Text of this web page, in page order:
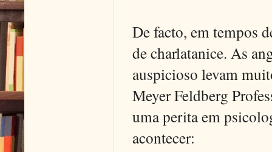
De facto, em tempos
de charlatanice. As
auspicioso levam
Meyer Feldberg
uma perita em
acontecer: